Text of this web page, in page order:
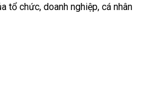
tổ chức, doanh nghiệp, cá nhân